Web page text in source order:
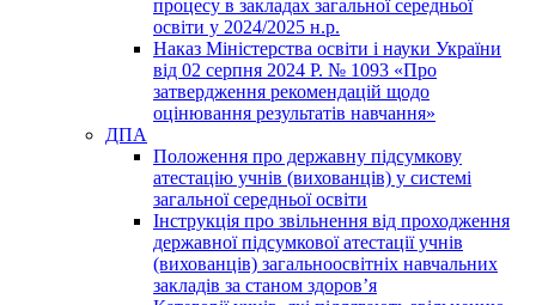
процесу в закладах загальної середньої
освіти у 2024/2025 н.р.
Наказ Міністерства освіти і науки України
від 02 серпня 2024 Р. № 1093 «Про
затвердження рекомендацій щодо
оцінювання результатів навчання»
ДПА
Положення про державну підсумкову
атестацію учнів (вихованців) у системі
загальної середньої освіти
Інструкція про звільнення від проходження
державної підсумкової атестації учнів
(вихованців) загальноосвітніх навчальних
закладів за станом здоров’я